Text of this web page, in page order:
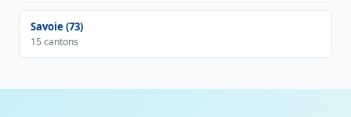
Savoie (73)
15 cantons